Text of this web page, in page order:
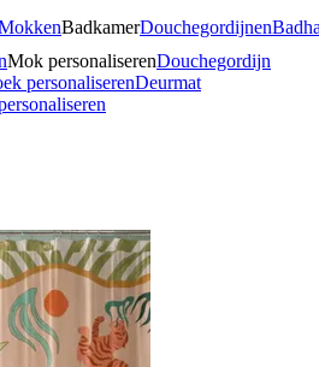
BadkamerDouchegordijnen
Mok personaliserenDouchegordijn
personaliserenDeurmat